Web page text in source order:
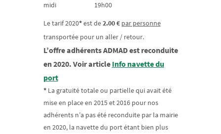
midi
19h00
Le tarif 2020*est de2.00 € par personne
transportée pour un aller / retour.
L’offre adhérents ADMAD est reconduite
en 2020. Voir article Info navette du
port
* La gratuité totale ou partielle qui avait été
mise en place en 2015 et 2016 pour nos
adhérents n’a pas été reconduite par la mairie
en 2020, la navette du port étant bien plus